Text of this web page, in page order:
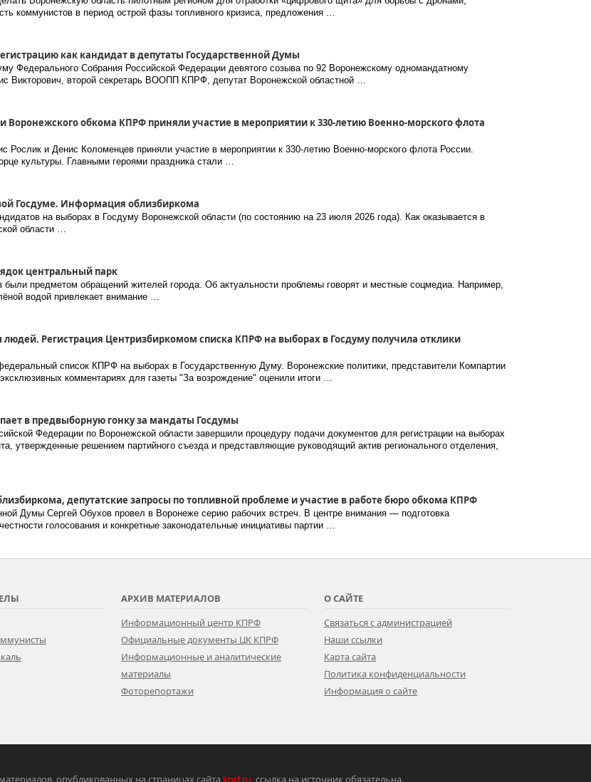
коммунистов в период острой фазы топливного кризиса, предложения …
как кандидат в депутаты Государственной Думы
Федерального Собрания Российской Федерации девятого созыва по 92 Воронежскому одномандатному
Викторович, второй секретарь ВООПП КПРФ, депутат Воронежской областной …
Воронежского обкома КПРФ приняли участие в мероприятии к 330-летию Военно-морского флота
Рослик и Денис Коломенцев приняли участие в мероприятии к 330-летию Военно-морского флота России.
культуры. Главными героями праздника стали …
Госдуме. Информация облизбиркома
на выборах в Госдуму Воронежской области (по состоянию на 23 июля 2026 года). Как оказывается в
области …
центральный парк
были предметом обращений жителей города. Об актуальности проблемы говорят и местные соцмедиа. Например,
водой привлекает внимание …
Регистрация Центризбиркомом списка КПРФ на выборах в Госдуму получила отклики
список КПРФ на выборах в Государственную Думу. Воронежские политики, представители Компартии
комментариях для газеты "За возрождение" оценили итоги …
в предвыборную гонку за мандаты Госдумы
Федерации по Воронежской области завершили процедуру подачи документов для регистрации на выборах
утвержденные решением партийного съезда и представляющие руководящий актив регионального отделения,
депутатские запросы по топливной проблеме и участие в работе бюро обкома КПРФ
Думы Сергей Обухов провел в Воронеже серию рабочих встреч. В центре внимания — подготовка
голосования и конкретные законодательные инициативы партии …
АРХИВ МАТЕРИАЛОВ
Информационный центр КПРФ
Официальные документы ЦК КПРФ
Информационные и аналитические
материалы
Фоторепортажи
О САЙТЕ
Связаться с администрацией
Наши ссылки
Карта сайта
Политика конфиденциальности
Информация о сайте
опубликованных на страницах сайта kprf.ru , ссылка на источник обязательна.